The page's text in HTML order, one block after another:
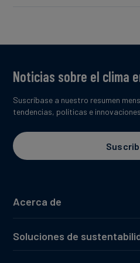
Acerca de
Soluciones de
Noticias sobre el clima
Suscríbase a nuestro resumen
tendencias, políticas e